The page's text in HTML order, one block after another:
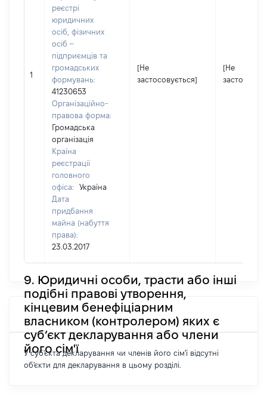
1
реєстрі
юридичних
осіб, фізичних
осіб –
підприємців та
громадських
формувань:
41230653
Організаційно-
правова форма:
Громадська
організація
Країна
реєстрації
головного
офіса:
Україна
Дата
придбання
майна (набуття
права):
23.03.2017
[Не
застосовується]
[Не
9. Юридичні особи, трасти або інші
подібні правові утворення,
кінцевим бенефіціарним
власником (контролером) яких є
суб’єкт декларування або члени
його сім'ї
У суб'єкта декларування чи членів його сім'ї відсутні
об'єкти для декларування в цьому розділі.